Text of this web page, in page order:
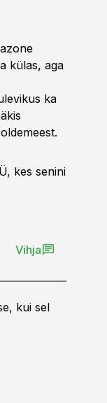
külas, aga
ka
kes senini
Vihja
kui sel